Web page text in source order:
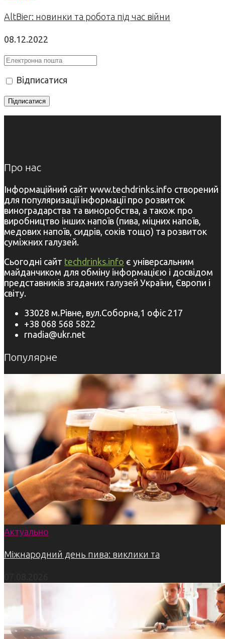
AltBier: новинки та робота під час війни
08.12.2022
Відписатися
Про нас
Інформаційний сайт www.techdrinks.info створений
для популяризації інформації про розвиток
виноградарства та виноробства, а також про
виробництво інших напоїв (пива, міцних напоїв,
медових напоїв, сидрів, соків тощо) та розвиток
суміжних галузей.
Сьогодні сайт techdrinks.info є універсальним
майданчиком для обміну інформацією і досвідом
представників згаданих галузей України, Європи і
світу.
33028 м.Рівне, вул.Соборна,1 офіс 217
+38 068 568 5822
rnadia@ukr.net
Популярне
Актуально
Міжнародний день пива: виклики та